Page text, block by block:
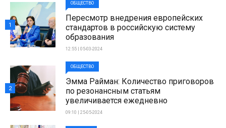
ОБЩЕСТВО
Пересмотр внедрения европейских
стандартов в российскую систему
образования
12:55 | 05-03-2024
1
ОБЩЕСТВО
Эмма Райман: Количество приговоров
по резонансным статьям
увеличивается ежедневно
09:10 | 25-05-2024
2